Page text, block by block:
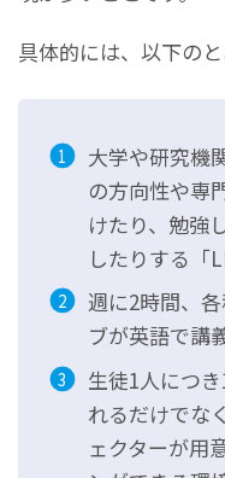
具体的には、以下のと
大学や研究機
の方向性や専
けたり、勉強
したりする「
週に2時間、
ブが英語で講
生徒1人につ
れるだけでな
ェクターが用